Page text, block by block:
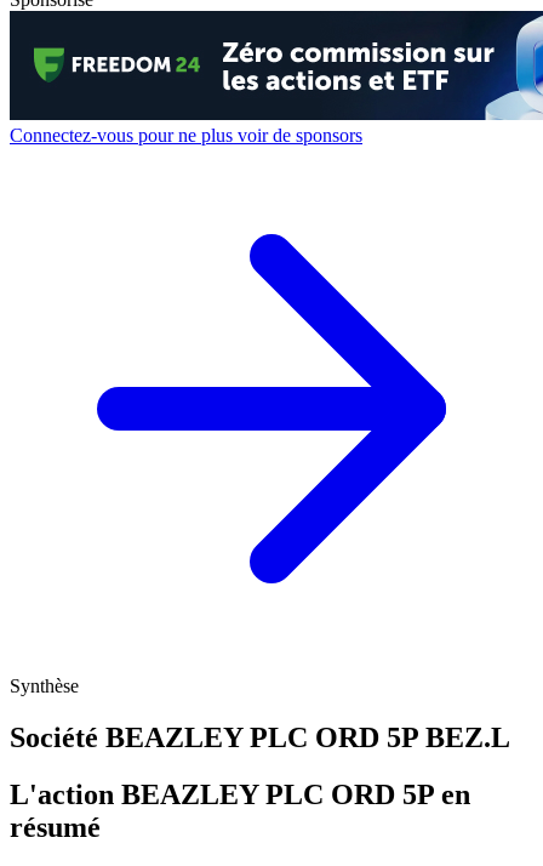
Connectez-vous pour ne plus voir de sponsors
Synthèse
Société BEAZLEY PLC ORD 5P BEZ.L
L'action BEAZLEY PLC ORD 5P en
résumé